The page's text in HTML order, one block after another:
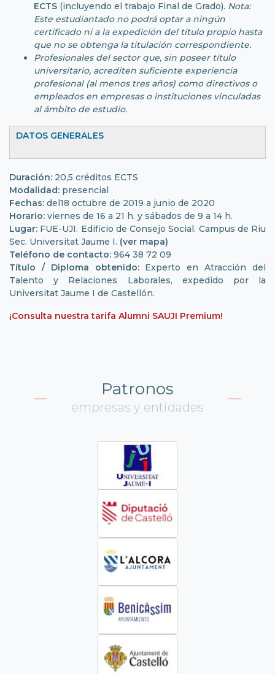
ECTS (incluyendo el trabajo Final de Grado). Nota:
Este estudiantado no podrá optar a ningún
certificado ni a la expedición del título propio hasta
que no se obtenga la titulación correspondiente.
Profesionales del sector que, sin poseer título
universitario, acrediten suficiente experiencia
profesional (al menos tres años) como directivos o
empleados en empresas o instituciones vinculadas
al ámbito de estudio.
DATOS GENERALES
Duración: 20,5 créditos ECTS
Modalidad: presencial
Fechas: del18 octubre de 2019 a junio de 2020
Horario: viernes de 16 a 21 h. y sábados de 9 a 14 h.
Lugar: FUE-UJI. Edificio de Consejo Social. Campus de Riu
Sec. Universitat Jaume I. (ver mapa)
Teléfono de contacto: 964 38 72 09
Título / Diploma obtenido:Experto en Atracción del
Talento y Relaciones Laborales, expedido por la
Universitat Jaume I de Castellón.
¡Consulta nuestra tarifa Alumni SAUJI Premium!
Patronos
empresas y entidades